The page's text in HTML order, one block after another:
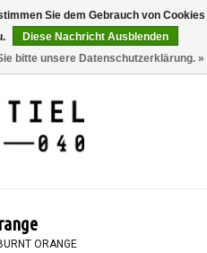
0 Artikel - €0,00
ORANGE
Sie dem Gebrauch von Cookies
Diese Nachricht Ausblenden
bitte unsere Datenschutzerklärung. »